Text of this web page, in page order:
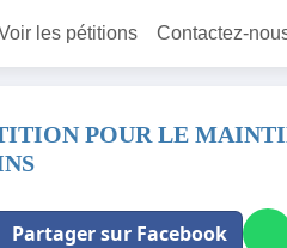
les pétitions Contactez-
POUR LE
Partager sur Facebook